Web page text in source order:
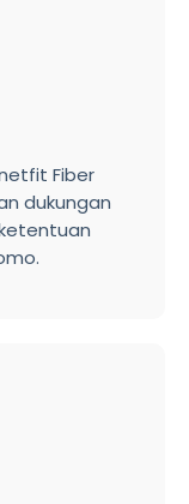
Fiber
dukungan